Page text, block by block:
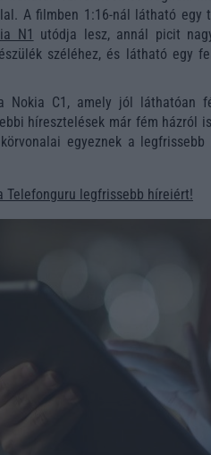
A filmben 1:16-nál látható egy
N1 utódja lesz, annál picit
széléhez, és látható egy
Nokia C1, amely jól láthatóan
híresztelések már fém házról
egyeznek a
Telefonguru legfrissebb híreiért!